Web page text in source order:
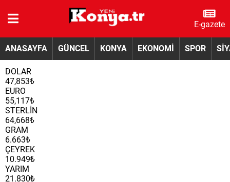
E-gazete
ANASAYFA GÜNCEL KONYA EKONOMİ SPOR
DOLAR
47,853₺
EURO
55,117₺
STERLİN
64,668₺
GRAM
6.663₺
ÇEYREK
10.949₺
YARIM
21.830₺